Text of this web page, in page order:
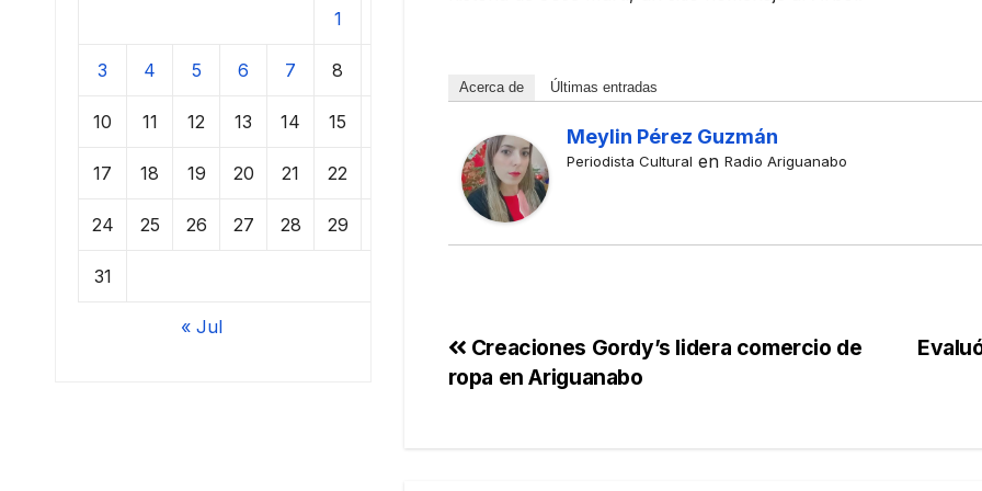
1
3 4 5 6 7 8
10 11 12 13 14 15
17 18 19 20 21 22
24 25 26 27 28 29
31
« Jul
Acerca de Últimas entradas
Meylin Pérez Guzmán
Periodista Cultural en Radio Ariguanabo
Creaciones Gordy’s lidera comercio de
ropa en Ariguanabo